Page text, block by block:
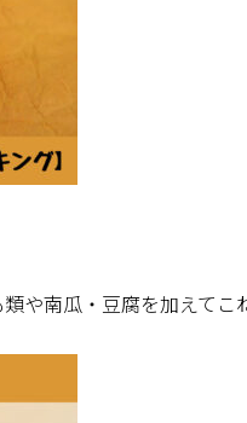
や南瓜・豆腐を加えてこ